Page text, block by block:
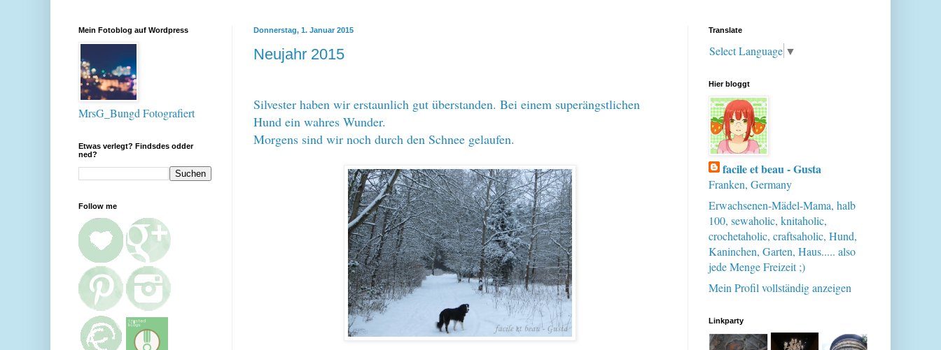
Donnerstag, 1. Januar 2015
Neujahr 2015
Silvester haben wir erstaunlich gut überstanden. Bei einem superängstlichen
Hund ein wahres Wunder.
Morgens sind wir noch durch den Schnee gelaufen.
Mein Fotoblog auf Wordpress
MrsG_Bungd Fotografiert
Etwas verlegt? Findsdes odder
ned?
Follow me
Translate
Select Language ▼
Hier bloggt
facile et beau - Gusta
Franken, Germany
Erwachsenen-Mädel-Mama, halb
100, sewaholic, knitaholic,
crochetaholic, craftsaholic, Hund,
Kaninchen, Garten, Haus..... also
jede Menge Freizeit ;)
Mein Profil vollständig anzeigen
Linkparty